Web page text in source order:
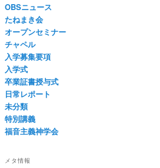
OBSニュース
たねまき会
オープンセミナー
チャペル
入学募集要項
入学式
卒業証書授与式
日常レポート
未分類
特別講義
福音主義神学会
メタ情報